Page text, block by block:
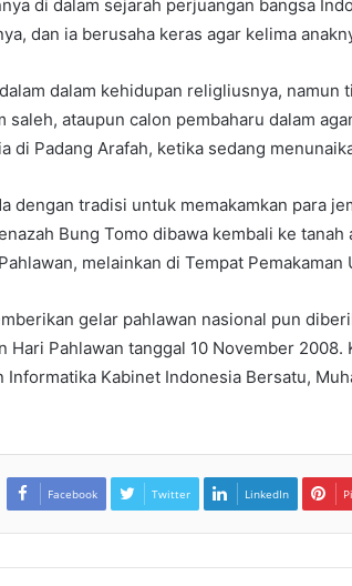
di dalam sejarah perjuangan bangsa
dan ia berusaha keras agar kelima
dalam kehidupan religliusnya, namun
saleh, ataupun calon pembaharu dalam
di Padang Arafah, ketika sedang
dengan tradisi untuk memakamkan para
Bung Tomo dibawa kembali ke
melainkan di Tempat Pemakaman
gelar pahlawan nasional pun
Hari Pahlawan tanggal 10 November
Informatika Kabinet Indonesia Bersatu,
Facebook Twitter LinkedIn